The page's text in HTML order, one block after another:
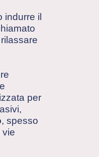
indurre il
per
, spesso
vie